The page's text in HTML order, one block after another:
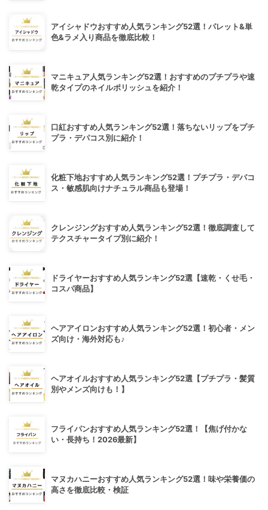
アイシャドウおすすめ人気ランキング52選！パレット&単
色&ラメ入り商品を徹底比較！
マニキュア人気ランキング52選！おすすめのプチプラや速
乾タイプのネイルポリッシュを紹介！
口紅おすすめ人気ランキング52選！落ちないリップをプチ
プラ・デパコス別に紹介！
化粧下地おすすめ人気ランキング52選！プチプラ・デパコ
ス・敏感肌向けナチュラル商品も登場！
クレンジングおすすめ人気ランキング52選！徹底調査して
テクスチャータイプ別に紹介！
ドライヤーおすすめ人気ランキング52選【速乾・くせ毛・
コスパ商品】
ヘアアイロンおすすめ人気ランキング52選！初心者・メン
ズ向け・海外対応も♪
ヘアオイルおすすめ人気ランキング52選【プチプラ・髪質
別やメンズ向けも！】
フライパンおすすめ人気ランキング52選！【焦げ付かな
い・長持ち！2026最新】
マヌカハニーおすすめ人気ランキング52選！味や栄養価の
高さを徹底比較・検証